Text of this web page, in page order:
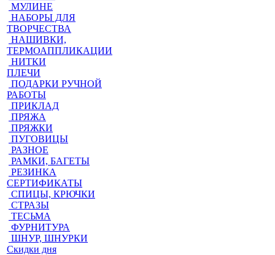
МУЛИНЕ
НАБОРЫ ДЛЯ
ТВОРЧЕСТВА
НАШИВКИ,
ТЕРМОАППЛИКАЦИИ
НИТКИ
ПЛЕЧИ
ПОДАРКИ РУЧНОЙ
РАБОТЫ
ПРИКЛАД
ПРЯЖА
ПРЯЖКИ
ПУГОВИЦЫ
РАЗНОЕ
РАМКИ, БАГЕТЫ
РЕЗИНКА
СЕРТИФИКАТЫ
СПИЦЫ, КРЮЧКИ
СТРАЗЫ
ТЕСЬМА
ФУРНИТУРА
ШНУР, ШНУРКИ
Скидки дня